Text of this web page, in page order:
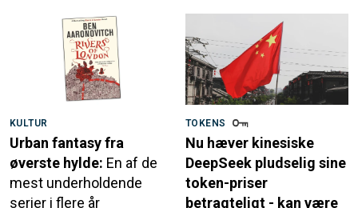
KULTUR
Urban fantasy fra
øverste hylde: En af de
mest underholdende
serier i flere år
TOKENS
Nu hæver kinesiske
DeepSeek pludselig sine
token-priser
betragteligt - kan være